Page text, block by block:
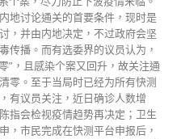
地讨论通关的首要条件，现时是
，并由内地决定，不过政府会坚
传播。而有选委界的议员认为，
”，且感染个案又回升，故关注通
零。至于当局时已经为所有快测
有议员关注，近日确诊人数增
指会检视疫情趋势再决定；卫生
，市民完成在快测平台申报后，